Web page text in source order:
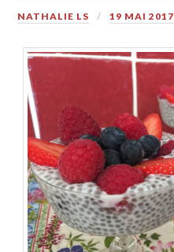
NATHALIE LS 19 MAI 2017